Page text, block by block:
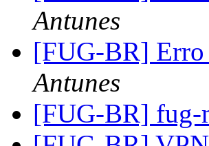
Antunes
[FUG-BR]
Antunes
[FUG-BR] fug-